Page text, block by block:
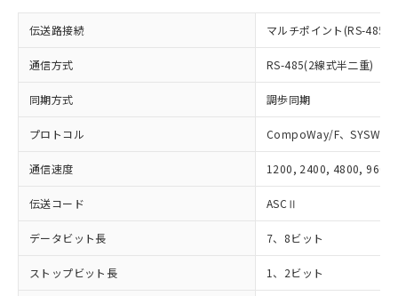
伝送路接続 マルチポイント(RS-485)
通信方式 RS-485(2線式半二重)
同期方式 調歩同期
プロトコル CompoWay/F、
通信速度 1200, 2400, 4800,
伝送コード ASCⅡ
データビット長 7、8ビット
ストップビット長 1、2ビット
荷製品に未対応品が混在することから備考
欄に対応日を記載しておりました。
既に当社にて対応品への在庫切替を完了
していることから、特段のことがない限
り、2022年1月12日より割愛しておりま
す。